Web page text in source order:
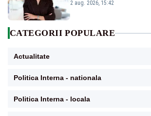
emisiunii „Miza Zilei” la
2 aug. 2026, 15:42
CATEGORII POPULARE
Actualitate
Politica Interna - nationala
Politica Interna - locala